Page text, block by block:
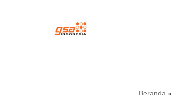
Beranda »